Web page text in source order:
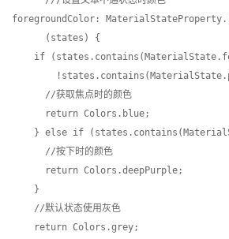
foregroundColor:
        (states) {
if
        //获取焦点时的颜色
        return Colors.blue;
} else if
        //按下时的颜色
        return Colors.deepPurple;
      }
      //默认状态使用灰色
      return Colors.grey;